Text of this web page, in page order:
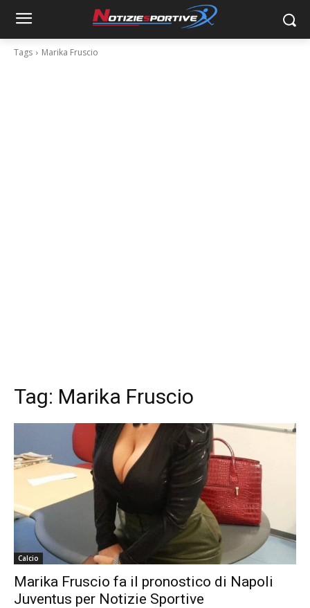
Tags Marika Fruscio
Tag: Marika Fruscio
Calcio
Marika Fruscio fa il pronostico di Napoli
Juventus per Notizie Sportive